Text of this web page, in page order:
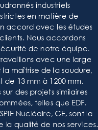
industriels
en matière de
accord avec les études
Nous accordons
de notre équipe.
avec une large
maîtrise de la soudure,
de 13 mm à 1200 mm.
des projets similaires
telles que EDF,
Nucléaire, GE, sont la
la qualité de nos services.